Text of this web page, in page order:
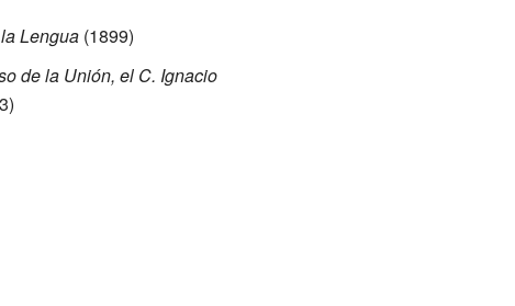
Lengua(1899)
de la Unión, el C. Ignacio